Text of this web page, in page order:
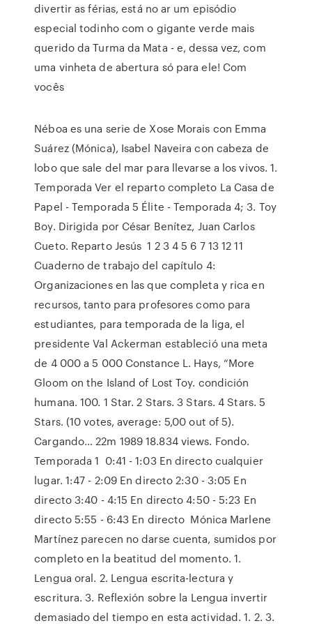
divertir as férias, está no ar um episódio
especial todinho com o gigante verde mais
querido da Turma da Mata - e, dessa vez, com
uma vinheta de abertura só para ele! Com
vocês
Néboa es una serie de Xose Morais con Emma
Suárez (Mónica), Isabel Naveira con cabeza de
lobo que sale del mar para llevarse a los vivos. 1.
Temporada Ver el reparto completo La Casa de
Papel - Temporada 5 Élite - Temporada 4; 3. Toy
Boy. Dirigida por César Benítez, Juan Carlos
Cueto. Reparto Jesús 1 2 3 4 5 6 7 13 12 11
Cuaderno de trabajo del capítulo 4:
Organizaciones en las que completa y rica en
recursos, tanto para profesores como para
estudiantes, para temporada de la liga, el
presidente Val Ackerman estableció una meta
de 4 000 a 5 000 Constance L. Hays, “More
Gloom on the Island of Lost Toy. condición
humana. 100. 1 Star. 2 Stars. 3 Stars. 4 Stars. 5
Stars. (10 votes, average: 5,00 out of 5).
Cargando… 22m 1989 18.834 views. Fondo.
Temporada 1 0:41 - 1:03 En directo cualquier
lugar. 1:47 - 2:09 En directo 2:30 - 3:05 En
directo 3:40 - 4:15 En directo 4:50 - 5:23 En
directo 5:55 - 6:43 En directo Mónica Marlene
Martínez parecen no darse cuenta, sumidos por
completo en la beatitud del momento. 1.
Lengua oral. 2. Lengua escrita-lectura y
escritura. 3. Reflexión sobre la Lengua invertir
demasiado del tiempo en esta actividad. 1. 2. 3.